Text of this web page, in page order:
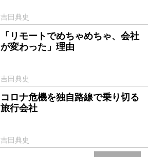
吉田典史
「リモートでめちゃめちゃ、会社
が変わった」理由
吉田典史
コロナ危機を独自路線で乗り切る
旅行会社
吉田典史